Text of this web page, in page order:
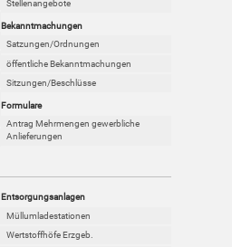
Stellenangebote
Bekanntmachungen
Satzungen/Ordnungen
öffentliche Bekanntmachungen
Sitzungen/Beschlüsse
Formulare
Antrag Mehrmengen gewerbliche
Anlieferungen
Entsorgungsanlagen
Müllumladestationen
Wertstoffhöfe Erzgeb.